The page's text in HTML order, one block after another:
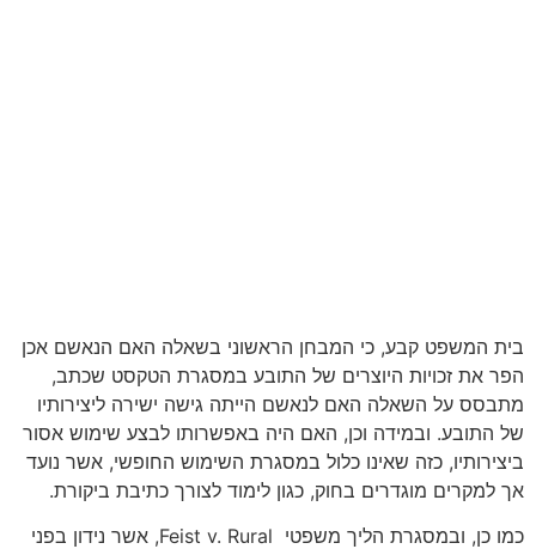
בית המשפט קבע, כי המבחן הראשוני בשאלה האם הנאשם אכן
הפר את זכויות היוצרים של התובע במסגרת הטקסט שכתב,
מתבסס על השאלה האם לנאשם הייתה גישה ישירה ליצירותיו
של התובע. ובמידה וכן, האם היה באפשרותו לבצע שימוש אסור
ביצירותיו, כזה שאינו כלול במסגרת השימוש החופשי, אשר נועד
אך למקרים מוגדרים בחוק, כגון לימוד לצורך כתיבת ביקורת.
כמו כן, ובמסגרת הליך משפטי Feist v. Rural, אשר נידון בפני